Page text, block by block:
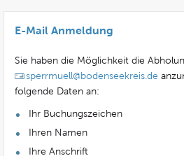
E-Mail Anmeldung
Sie haben die Möglichkeit die
sperrmuell@bodenseekreis.de
folgende Daten an:
Ihr Buchungszeichen
Ihren Namen
Ihre Anschrift